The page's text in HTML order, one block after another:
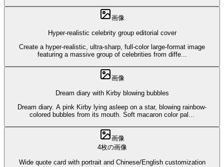
画像
Hyper-realistic celebrity group editorial cover
Create a hyper-realistic, ultra-sharp, full-color large-format image
featuring a massive group of celebrities from diffe...
画像
Dream diary with Kirby blowing bubbles
Dream diary. A pink Kirby lying asleep on a star, blowing rainbow-
colored bubbles from its mouth. Soft macaron color pal ...
画像
4枚の画像
Wide quote card with portrait and Chinese/English customization